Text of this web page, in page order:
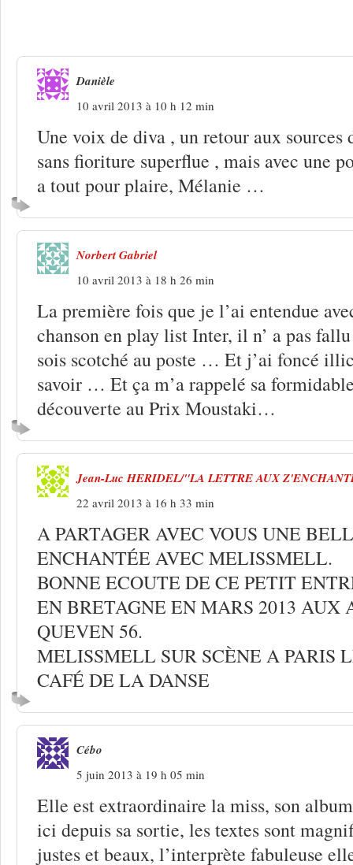
Danièle
10 avril 2013 à 10 h 12 min
Une voix de diva , un retour aux sources
sans fioriture superflue , mais avec une
a tout pour plaire, Mélanie …
Norbert Gabriel
10 avril 2013 à 18 h 26 min
La première fois que je l’ai entendue
chanson en play list Inter, il n’ a pas
sois scotché au poste … Et j’ai foncé
savoir … Et ça m’a rappelé sa
découverte au Prix Moustaki…
Jean-Luc HERIDEL/"LA LETTRE AUX
22 avril 2013 à 16 h 33 min
A PARTAGER AVEC VOUS UNE
ENCHANTÉE AVEC MELISSMELL.
BONNE ECOUTE DE CE PETIT
EN BRETAGNE EN MARS 2013 AUX
QUEVEN 56.
MELISSMELL SUR SCÈNE A PARIS
CAFÉ DE LA DANSE
Cébo
5 juin 2013 à 19 h 05 min
Elle est extraordinaire la miss, son
ici depuis sa sortie, les textes sont
justes et beaux, l’interprète fabuleuse